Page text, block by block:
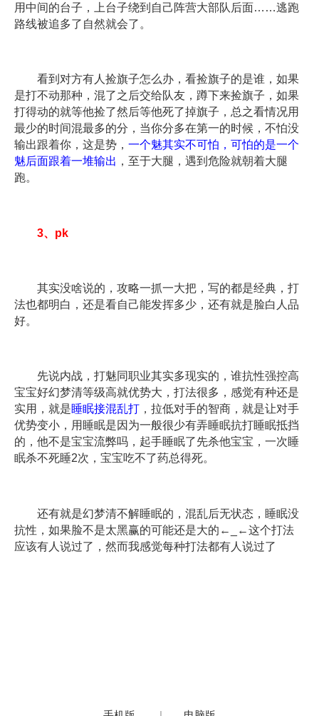
用中间的台子，上台子绕到自己阵营大部队后面……逃跑
路线被追多了自然就会了。
看到对方有人捡旗子怎么办，看捡旗子的是谁，如果
是打不动那种，混了之后交给队友，蹲下来捡旗子，如果
打得动的就等他捡了然后等他死了掉旗子，总之看情况用
最少的时间混最多的分，当你分多在第一的时候，不怕没
输出跟着你，这是势， 一个魅其实不可怕，可怕的是一个
魅后面跟着一堆输出 ，至于大腿，遇到危险就朝着大腿
跑。
3、pk
其实没啥说的，攻略一抓一大把，写的都是经典，打
法也都明白，还是看自己能发挥多少，还有就是脸白人品
好。
先说内战，打魅同职业其实多现实的，谁抗性强控高
宝宝好幻梦清等级高就优势大，打法很多，感觉有种还是
实用，就是睡眠接混乱打 ，拉低对手的智商，就是让对手
优势变小，用睡眠是因为一般很少有弄睡眠抗打睡眠抵挡
的，他不是宝宝流弊吗，起手睡眠了先杀他宝宝，一次睡
眠杀不死睡2次，宝宝吃不了药总得死。
还有就是幻梦清不解睡眠的，混乱后无状态，睡眠没
抗性，如果脸不是太黑赢的可能还是大的←_←这个打法
应该有人说过了，然而我感觉每种打法都有人说过了